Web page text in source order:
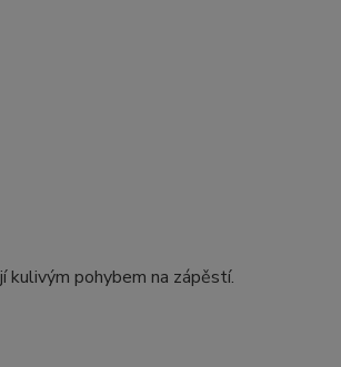
kulivým pohybem na zápěstí.